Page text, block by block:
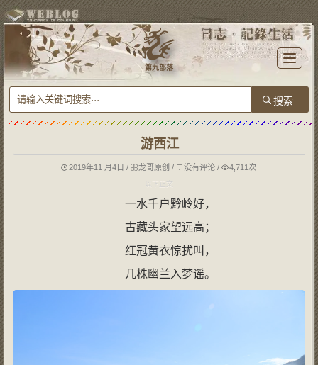
T
o
l
e
n
第九部落
游西江
2019年11 月4日/ 龙哥原创 / 没有评论 / 4,711次
一水千户黔岭好，
古藏头家望远高；
红冠黄衣惊扰叫，
几株幽兰入梦谣。